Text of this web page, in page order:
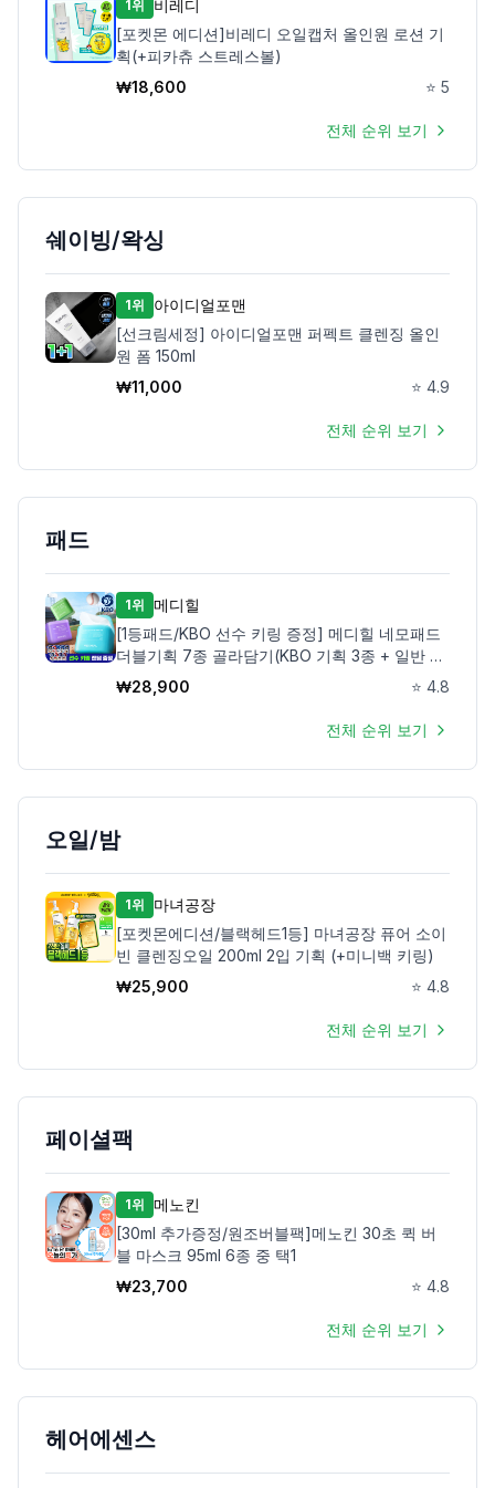
1위
비레디
[포켓몬 에디션]비레디 오일캡처 올인원 로션 기
획(+피카츄 스트레스볼)
₩18,600 ⭐ 5
전체 순위 보기
쉐이빙/왁싱
1위
아이디얼포맨
[선크림세정] 아이디얼포맨 퍼펙트 클렌징 올인
원 폼 150ml
₩11,000 ⭐ 4.9
전체 순위 보기
패드
1위 메디힐
[1등패드/KBO 선수 키링 증정] 메디힐 네모패드
더블기획 7종 골라담기(KBO 기획 3종 + 일반 4
종)
₩28,900 ⭐ 4.8
전체 순위 보기
오일/밤
1위
마녀공장
[포켓몬에디션/블랙헤드1등] 마녀공장 퓨어 소이
빈 클렌징오일 200ml 2입 기획 (+미니백 키링)
₩25,900 ⭐ 4.8
전체 순위 보기
페이셜팩
1위 메노킨
[30ml 추가증정/원조버블팩]메노킨 30초 퀵 버
블 마스크 95ml 6종 중 택1
₩23,700 ⭐ 4.8
전체 순위 보기
헤어에센스